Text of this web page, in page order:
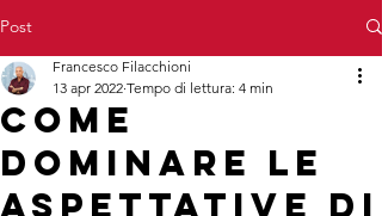
Post
COME
DOMINARE LE
ASPETTATIVE DI
Francesco Filacchioni
13 apr 2022 Tempo di lettura: 4 min